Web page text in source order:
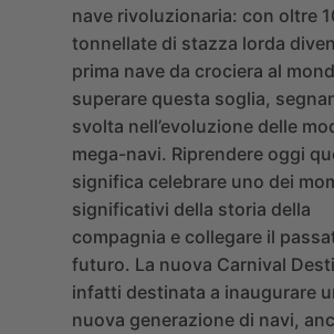
nave rivoluzionaria: con oltre
tonnellate di stazza lorda
prima nave da crociera al
superare questa soglia,
svolta nell’evoluzione delle
mega-navi. Riprendere oggi
significa celebrare uno dei
significativi della storia della
compagnia e collegare il
futuro. La nuova Carnival
infatti destinata a inaugurare
nuova generazione di navi,